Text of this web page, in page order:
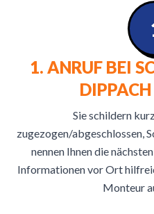
1. ANRUF BEI
Sie schildern
zugezogen/abgeschlossen,
nennen Ihnen die
Informationen vor Ort
Monteur